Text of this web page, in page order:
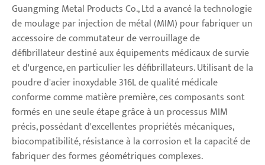
Guangming Metal Products Co., Ltd a avancé la technologie
de moulage par injection de métal (MIM) pour fabriquer un
accessoire de commutateur de verrouillage de
défibrillateur destiné aux équipements médicaux de survie
et d'urgence, en particulier les défibrillateurs. Utilisant de la
poudre d'acier inoxydable 316L de qualité médicale
conforme comme matière première, ces composants sont
formés en une seule étape grâce à un processus MIM
précis, possédant d'excellentes propriétés mécaniques,
biocompatibilité, résistance à la corrosion et la capacité de
fabriquer des formes géométriques complexes.